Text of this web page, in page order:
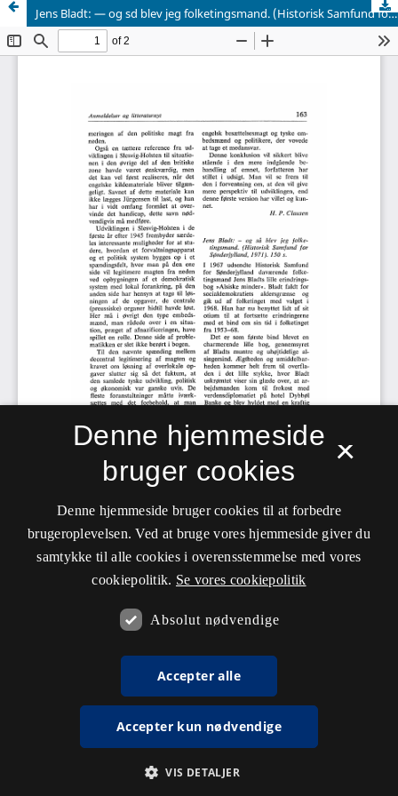
Jens Bladt: — og sd blev jeg folketingsmand. (Historisk Samfund for Sønderjylland, 1971). 150 s.
×
Denne hjemmeside
bruger cookies
Denne hjemmeside bruger cookies til at forbedre
brugeroplevelsen. Ved at bruge vores hjemmeside giver du
samtykke til alle cookies i overensstemmelse med vores
cookiepolitik. Se vores cookiepolitik
Absolut nødvendige
Accepter alle
Accepter kun nødvendige
VIS DETALJER